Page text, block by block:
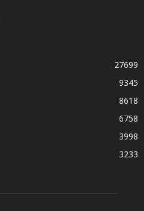
27699
9345
8618
6758
3998
3233